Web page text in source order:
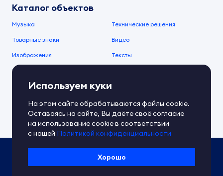
Каталог объектов
Музыка Технические решения
Товарные знаки Видео
Изображения Тексты
О компании
О сервисе
Документы IPEX Справочный центр
Контакты Обратная связь
Политика IPEX по обработке ПД
Условия использования платформы
Используем куки
На этом сайте обрабатываются файлы cookie.
Оставаясь на сайте, Вы даёте своё согласие
на использование cookie в соответствии
с нашей Политикой конфиденциальности
Хорошо